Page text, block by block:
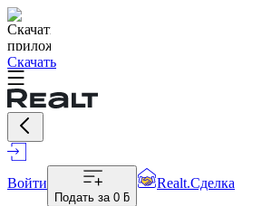
Скачать
Войти
Подать за 0 ƃ
Realt.Сделка